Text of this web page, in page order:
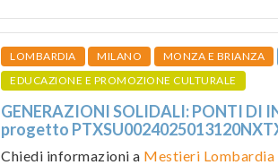
LOMBARDIA MILANO MONZA E BRIANZA
EDUCAZIONE E PROMOZIONE CULTURALE
GENERAZIONI SOLIDALI: PONTI DI
progetto
Chiedi informazioni a Mestieri Lombardia